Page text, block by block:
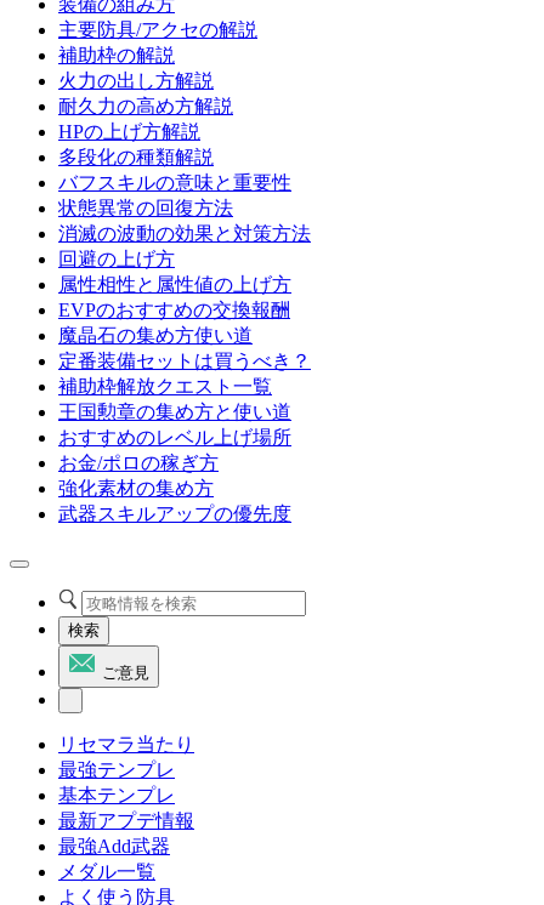
装備の組み方
主要防具/アクセの解説
補助枠の解説
火力の出し方解説
耐久力の高め方解説
HPの上げ方解説
多段化の種類解説
バフスキルの意味と重要性
状態異常の回復方法
消滅の波動の効果と対策方法
回避の上げ方
属性相性と属性値の上げ方
EVPのおすすめの交換報酬
魔晶石の集め方使い道
定番装備セットは買うべき？
補助枠解放クエスト一覧
王国勲章の集め方と使い道
おすすめのレベル上げ場所
お金/ポロの稼ぎ方
強化素材の集め方
武器スキルアップの優先度
検索
ご意見
リセマラ当たり
最強テンプレ
基本テンプレ
最新アプデ情報
最強Add武器
メダル一覧
よく使う防具